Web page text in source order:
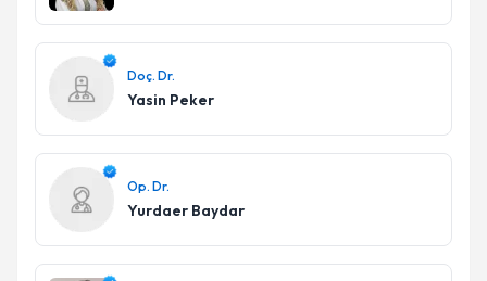
Doç. Dr.
Yasin Peker
Op. Dr.
Yurdaer Baydar